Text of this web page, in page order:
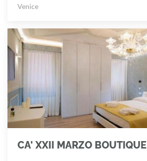
Venice
CA' XXII MARZO BOUTIQUE